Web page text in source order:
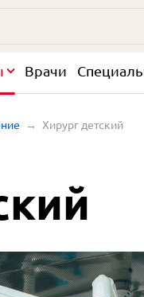
Врачи
Хирург детский